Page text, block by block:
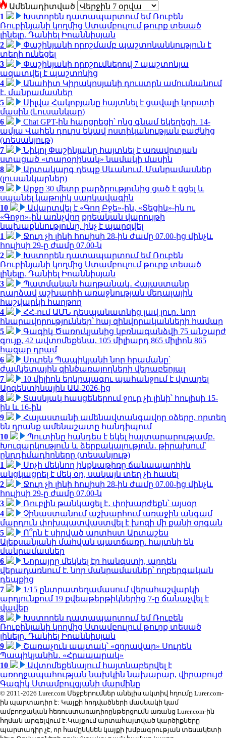
Ամենադիտված
1
Խստորեն դատապարտում եմ Ռուբեն
Ռուբինյանի կողմից Ստամբուլում թուրք տեսած
լինելը. Դանիել Իոաննիսյան
2
Փաշինյանի որոշմամբ պաշտոնանկություն է
տեղի ունեցել
3
Փաշինյանի որոշումներով 7 պաշտոնյա
ազատվել է պաշտոնից
4
Անահիտ Կիրակոսյանի դուստրն ամուսնանում
է. մանրամասներ
5
Սիլվա Հակոբյանը հայտնել է ցավալի կորստի
մասին (Լուսանկար)
6
Chat GPT-ին հարցրեցի՝ ոնց գնամ եկեղեցի. 14-
ամյա Վահեն դուրս եկավ ոստիկանության բաժնից
(տեսանյութ)
7
Նիկոլ Փաշինյանը հայտնել է առավոտյան
ստացած «տարօրինակ» նամակի մասին
8
Արտակարգ դեպք Սևանում. Մանրամասներ
(լուսանկարներ)
9
Արջը 30 մետր բարձրությունից ցած է գցել և
սպանել կաթոլիկ սարկավագին
10
Ավարտվել է «Գող Բջե»-ին, «Տեցիկ»-ին ու
«Գոջո»-ին առնչվող քրեական վարույթի
նախաքննությունը. ինչ է պարզվել
1
Ջուր չի լինի հուլիսի 28-ին ժամը 07.00-ից մինչև
հուլիսի 29-ը ժամը 07.00-ն
2
Խստորեն դատապարտում եմ Ռուբեն
Ռուբինյանի կողմից Ստամբուլում թուրք տեսած
լինելը. Դանիել Իոաննիսյան
3
Պատմական հաղթանակ․ Հայաստանը
դարձավ աշխարհի առաջնության մեդալային
հաշվարկի հաղթող
4
ՀՀ-ում ԱՄՆ դեսպանատնից լավ լուր․ նոր
հնարավորություններ՝ հայ զինվորականների համար
5
Գագիկ Ծառուկյանից կբռնագանձվի 75 անշարժ
գույք, 42 ավտոմեքենա, 105 միլիարդ 865 միլիոն 865
հազար դրամ
6
Սուրեն Պապիկյանի նոր հրամանը՝
ժամկետային զինծառայողների վերաբերյալ
7
10 միլիոն երկրպագու պահանջում է վտարել
Արգենտինային ԱԱ-2026-ից
8
Տասնյակ հասցեներում ջուր չի լինի՝ հուլիսի 15-
ին և 16-ին
9
Հայաստանի ամենավտանգավոր օձերը. որտեղ
են դրանք ամենաշատը հանդիպում
10
Պուտինը հանդես է եկել հայտարարությամբ.
Խուզարկություն և ձերբակալություն․ թիրախում՝
ընդդիմադիրները (տեսանյութ)
1
Սոչի մեկնող ինքնաթիռը ճանապարհին
անցկացրել է մեկ օր, սակայն տեղ չի հասել
2
Ջուր չի լինի հուլիսի 28-ին ժամը 07.00-ից մինչև
հուլիսի 29-ը ժամը 07.00-ն
3
Ռուբլին թանկացել է․ փոխարժեքն՝ այսօր
4
Չինաստանում աշխարհում առաջին անգամ
մարդուն փոխպատվաստվել է խոզի մի քանի օրգան
5
Ո՞րն է սիրված արտիստ Արտաշես
Ալեքսանյանի մահվան պատճառը. հայտնի են
մանրամասներ
6
Նորայրը մեկնել էր հանգստի, արդեն
վերադառնում է. նոր մանրամասներ՝ ողբերգական
դեպքից
7
1/15 ընտրատեղամասում վերահաշվարկի
արդյունքում 19 քվեաթերթիկներից 7-ը ճանաչվել է
վավեր
8
Խստորեն դատապարտում եմ Ռուբեն
Ռուբինյանի կողմից Ստամբուլում թուրք տեսած
լինելը. Դանիել Իոաննիսյան
9
Շառաչուն ապտակ՝ «զորավար» Սուրեն
Պապիկյանին․ «Հրապարակ»
10
Ավտոմեքենայում հայտնաբերվել է
առողջապահության նախկին նախարար, վիրաբույժ
Գագիկ Ստամբուլցյանի մարմինը
© 2011-2026 Lurer.com Մեջբերումներ անելիս ակտիվ հղումը Lurer.com-
ին պարտադիր է: Կայքի հոդվածների մասնակի կամ
ամբողջական հեռուստառադիոընթերցումն առանց Lurer.com-ին
հղման արգելվում է:Կայքում արտահայտված կարծիքները
պարտադիր չէ, որ համընկնեն կայքի խմբագրության տեսակետի